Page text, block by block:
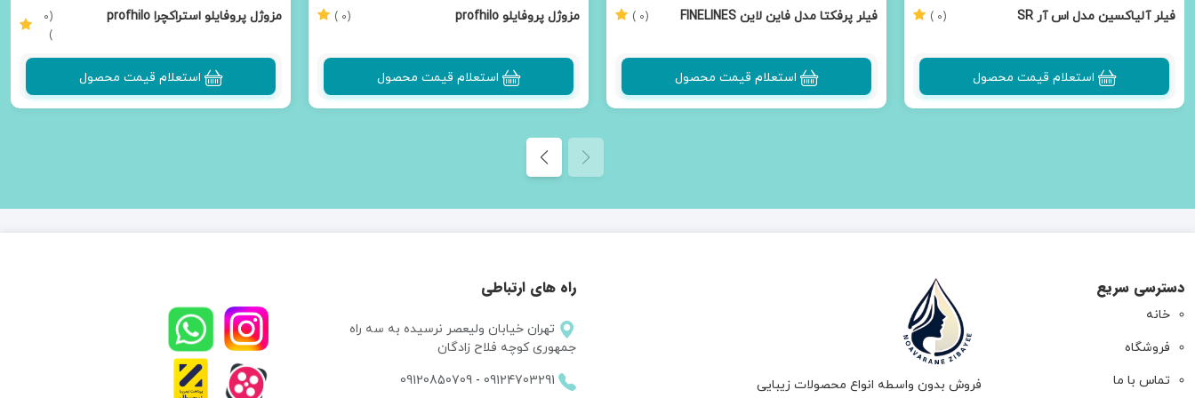
فیلر آلیاکسین مدل اس آر SR (0 )
استعلام قیمت محصول
فیلر پرفکتا مدل فاین لاین FINELINES (0 )
استعلام قیمت محصول
مزوژل پروفایلو profhilo (0 )
استعلام قیمت محصول
مزوژل پروفایلو استراکچرا profhilo
(0
)
استعلام قیمت محصول
دسترسی سریع
خانه
فروشگاه
تماس با ما
فروش بدون واسطه انواع محصولات زیبایی
راه های ارتباطی
تهران خیابان ولیعصر نرسیده به سه راه
جمهوری کوچه فلاح زادگان
09124703291
-
09120850709